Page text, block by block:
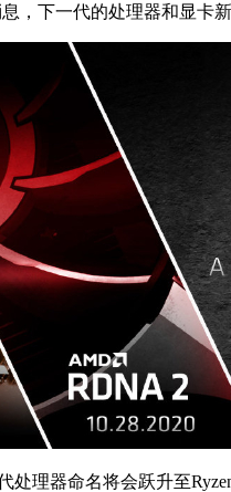
下一代的处理器和显卡新
理器命名将会跃升至Ryzen